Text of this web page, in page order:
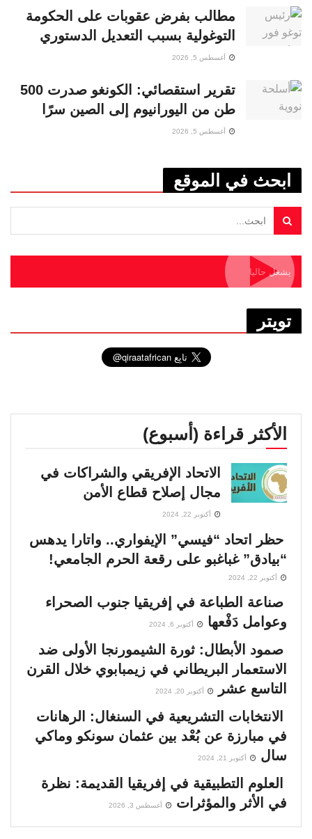
مطالب بفرض عقوبات على الحكومة
التوغولية بسبب التعديل الدستوري
أغسطس 5, 2026
تقرير استقصائي: الكونغو صدرت 500
طن من اليورانيوم إلى الصين سرًا
أغسطس 5, 2026
ابحث في الموقع
يشغل حاليا
تويتر
الأكثر قراءة (أسبوع)
الاتحاد الإفريقي والشراكات في
مجال إصلاح قطاع الأمن
أكتوبر 22, 2024
حظر اتحاد “فيسي” الإيفواري.. واتارا يدهس
“بيادق” غباغبو على رقعة الحرم الجامعي!
أكتوبر 22, 2024
صناعة الطباعة في إفريقيا جنوب الصحراء
وعوامل دَفْعها
أكتوبر 6, 2024
صمود الأبطال: ثورة الشيمورنجا الأولى ضد
الاستعمار البريطاني في زيمبابوي خلال القرن
التاسع عشر
أكتوبر 20, 2024
الانتخابات التشريعية في السنغال: الرهانات
في مبارزة عن بُعْد بين عثمان سونكو وماكي
سال
أكتوبر 21, 2024
العلوم التطبيقية في إفريقيا القديمة: نظرة
في الأثر والمؤثرات
أغسطس 3, 2026